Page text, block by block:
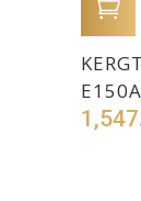
E150A